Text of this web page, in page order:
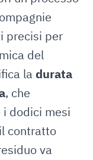
precisi per
del
la durata
, che
dodici mesi
contratto
va